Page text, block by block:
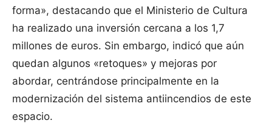
forma», destacando que el Ministerio de Cultura
ha realizado una inversión cercana a los 1,7
millones de euros. Sin embargo, indicó que aún
quedan algunos «retoques» y mejoras por
abordar, centrándose principalmente en la
modernización del sistema antiincendios de este
espacio.